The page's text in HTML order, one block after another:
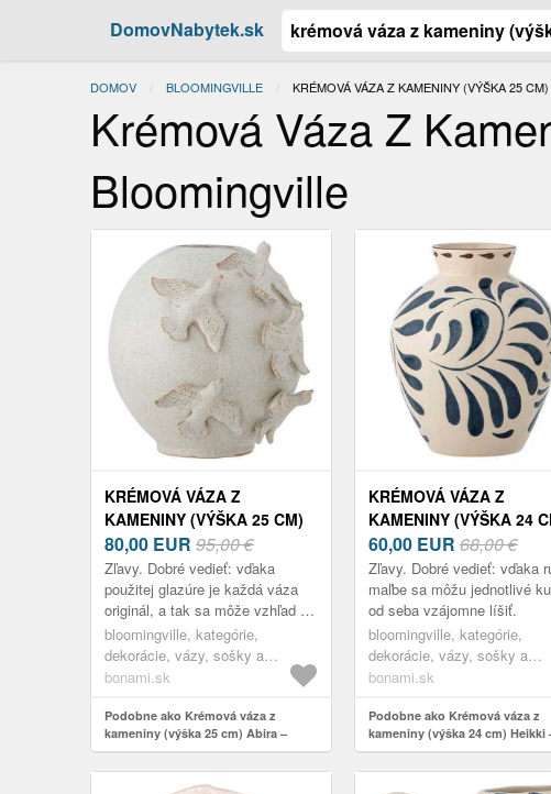
DomovNabytek.sk
DOMOV BLOOMINGVILLE ACTUAL:
KRÉMOVÁ VÁZA Z KAMENINY (VÝŠKA 25
Krémová Váza Z
Bloomingville
KRÉMOVÁ VÁZA Z
KAMENINY (VÝŠKA 25 CM)
ABIRA – BLOOMINGVILLE
80,00 EUR 95,00 €
Zľavy. Dobré vedieť: vďaka
použitej glazúre je každá váza
originál, a tak sa môže vzhľad pri
každom kuse ľahko líšiť.
bloomingville, kategórie,
dekorácie, vázy, sošky a
glóbusy, vázy
bonami.sk
Podobne ako Krémová váza z
kameniny (výška 25 cm) Abira –
Bloomingville
KRÉMOVÁ VÁZA Z
KAMENINY (VÝŠKA 24
HEIKKI –
60,00 EUR 68,00 €
Zľavy. Dobré vedieť: vďaka
maľbe sa môžu jednotlivé
od seba vzájomne líšiť.
bloomingville, kategórie,
dekorácie, vázy, sošky a
glóbusy, vázy
bonami.sk
Podobne ako Krémová váza z
kameniny (výška 24 cm) Heikki
Bloomingville